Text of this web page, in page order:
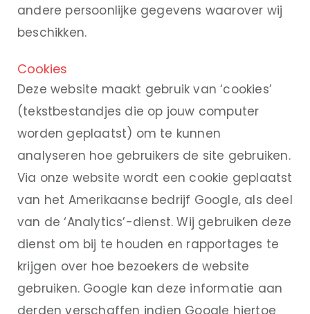
andere persoonlijke gegevens waarover wij
beschikken.
Cookies
Deze website maakt gebruik van ‘cookies’
(tekstbestandjes die op jouw computer
worden geplaatst) om te kunnen
analyseren hoe gebruikers de site gebruiken.
Via onze website wordt een cookie geplaatst
van het Amerikaanse bedrijf Google, als deel
van de ‘Analytics’-dienst. Wij gebruiken deze
dienst om bij te houden en rapportages te
krijgen over hoe bezoekers de website
gebruiken. Google kan deze informatie aan